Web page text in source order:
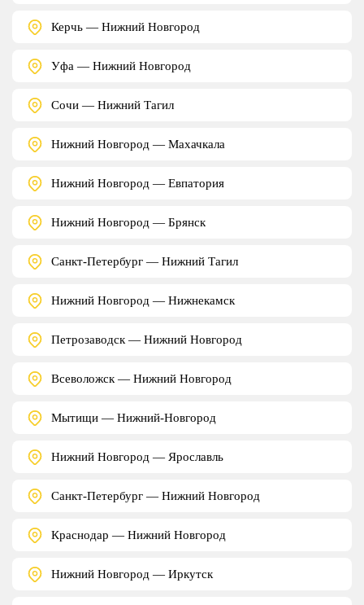
Керчь — Нижний Новгород
Уфа — Нижний Новгород
Сочи — Нижний Тагил
Нижний Новгород — Махачкала
Нижний Новгород — Евпатория
Нижний Новгород — Брянск
Санкт-Петербург — Нижний Тагил
Нижний Новгород — Нижнекамск
Петрозаводск — Нижний Новгород
Всеволожск — Нижний Новгород
Мытищи — Нижний-Новгород
Нижний Новгород — Ярославль
Санкт-Петербург — Нижний Новгород
Краснодар — Нижний Новгород
Нижний Новгород — Иркутск